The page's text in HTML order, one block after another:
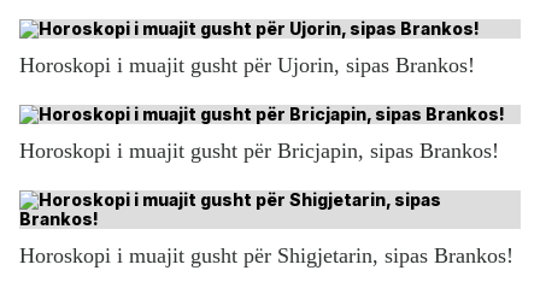
Horoskopi i muajit gusht për Ujorin, sipas Brankos!
Horoskopi i muajit gusht për Bricjapin, sipas Brankos!
Horoskopi i muajit gusht për Shigjetarin, sipas Brankos!